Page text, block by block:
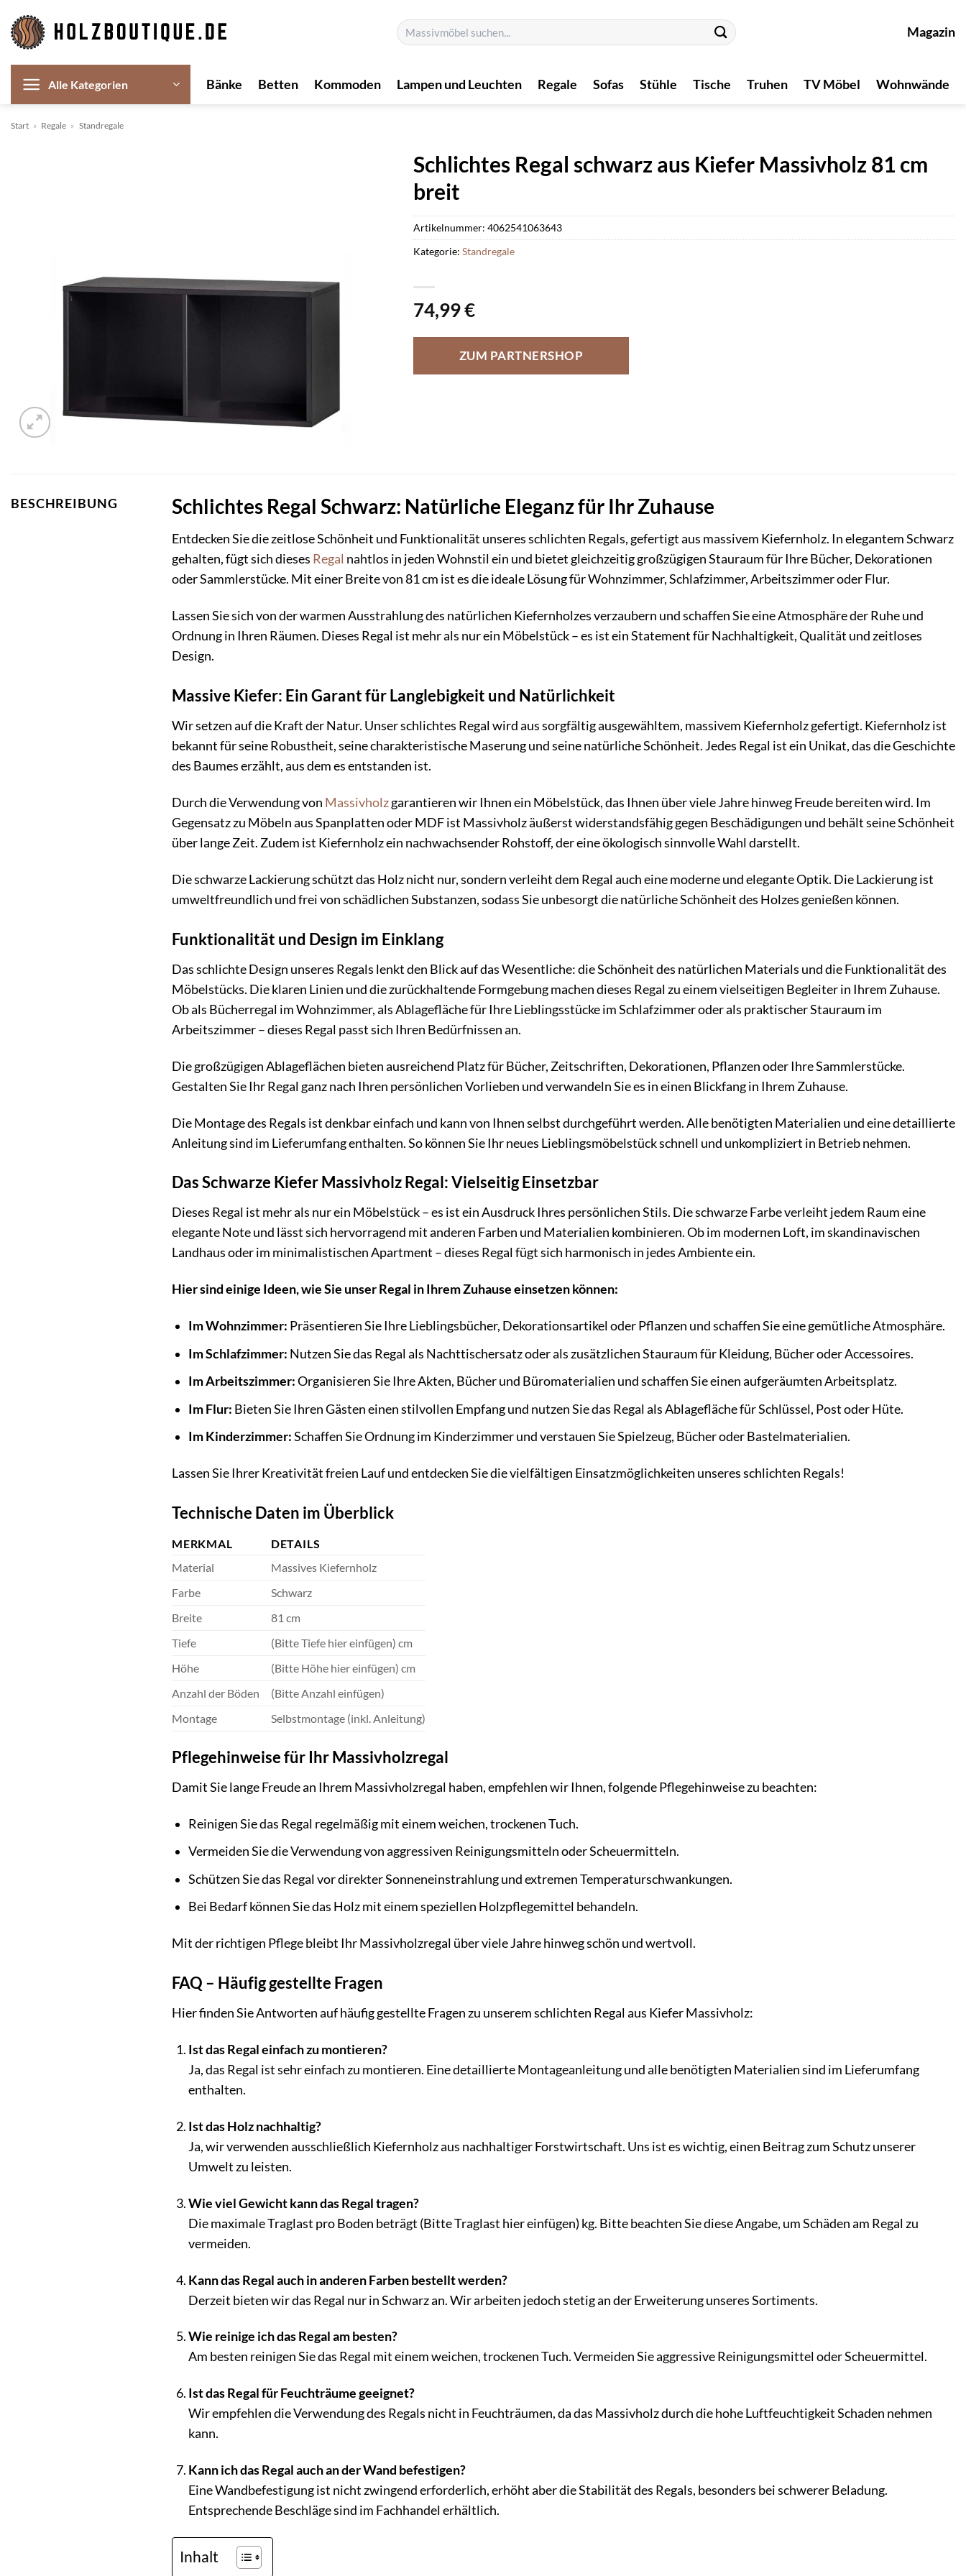
Inhalt
springen
Suchen
nach:
Magazin
Alle Kategorien Bänke Betten Kommoden Lampen und Leuchten Regale Sofas Stühle Tische Truhen TV Möbel Wohnwände
Start » Regale » Standregale
Schlichtes Regal schwarz aus Kiefer Massivholz 81 cm
breit
74,99€
ZUM PARTNERSHOP
Artikelnummer: 4062541063643
Kategorie: Standregale
BESCHREIBUNG Schlichtes Regal Schwarz: Natürliche Eleganz für Ihr Zuhause
Entdecken Sie die zeitlose Schönheit und Funktionalität unseres schlichten Regals, gefertigt aus massivem Kiefernholz. In elegantem Schwarz
gehalten, fügt sich dieses Regal nahtlos in jeden Wohnstil ein und bietet gleichzeitig großzügigen Stauraum für Ihre Bücher, Dekorationen
oder Sammlerstücke. Mit einer Breite von 81 cm ist es die ideale Lösung für Wohnzimmer, Schlafzimmer, Arbeitszimmer oder Flur.
Lassen Sie sich von der warmen Ausstrahlung des natürlichen Kiefernholzes verzaubern und schaffen Sie eine Atmosphäre der Ruhe und
Ordnung in Ihren Räumen. Dieses Regal ist mehr als nur ein Möbelstück – es ist ein Statement für Nachhaltigkeit, Qualität und zeitloses
Design.
Massive Kiefer: Ein Garant für Langlebigkeit und Natürlichkeit
Wir setzen auf die Kraft der Natur. Unser schlichtes Regal wird aus sorgfältig ausgewähltem, massivem Kiefernholz gefertigt. Kiefernholz ist
bekannt für seine Robustheit, seine charakteristische Maserung und seine natürliche Schönheit. Jedes Regal ist ein Unikat, das die Geschichte
des Baumes erzählt, aus dem es entstanden ist.
Durch die Verwendung von Massivholzgarantieren wir Ihnen ein Möbelstück, das Ihnen über viele Jahre hinweg Freude bereiten wird. Im
Gegensatz zu Möbeln aus Spanplatten oder MDF ist Massivholz äußerst widerstandsfähig gegen Beschädigungen und behält seine Schönheit
über lange Zeit. Zudem ist Kiefernholz ein nachwachsender Rohstoff, der eine ökologisch sinnvolle Wahl darstellt.
Die schwarze Lackierung schützt das Holz nicht nur, sondern verleiht dem Regal auch eine moderne und elegante Optik. Die Lackierung ist
umweltfreundlich und frei von schädlichen Substanzen, sodass Sie unbesorgt die natürliche Schönheit des Holzes genießen können.
Funktionalität und Design im Einklang
Das schlichte Design unseres Regals lenkt den Blick auf das Wesentliche: die Schönheit des natürlichen Materials und die Funktionalität des
Möbelstücks. Die klaren Linien und die zurückhaltende Formgebung machen dieses Regal zu einem vielseitigen Begleiter in Ihrem Zuhause.
Ob als Bücherregal im Wohnzimmer, als Ablagefläche für Ihre Lieblingsstücke im Schlafzimmer oder als praktischer Stauraum im
Arbeitszimmer – dieses Regal passt sich Ihren Bedürfnissen an.
Die großzügigen Ablageflächen bieten ausreichend Platz für Bücher, Zeitschriften, Dekorationen, Pflanzen oder Ihre Sammlerstücke.
Gestalten Sie Ihr Regal ganz nach Ihren persönlichen Vorlieben und verwandeln Sie es in einen Blickfang in Ihrem Zuhause.
Die Montage des Regals ist denkbar einfach und kann von Ihnen selbst durchgeführt werden. Alle benötigten Materialien und eine detaillierte
Anleitung sind im Lieferumfang enthalten. So können Sie Ihr neues Lieblingsmöbelstück schnell und unkompliziert in Betrieb nehmen.
Das Schwarze Kiefer Massivholz Regal: Vielseitig Einsetzbar
Dieses Regal ist mehr als nur ein Möbelstück – es ist ein Ausdruck Ihres persönlichen Stils. Die schwarze Farbe verleiht jedem Raum eine
elegante Note und lässt sich hervorragend mit anderen Farben und Materialien kombinieren. Ob im modernen Loft, im skandinavischen
Landhaus oder im minimalistischen Apartment – dieses Regal fügt sich harmonisch in jedes Ambiente ein.
Hier sind einige Ideen, wie Sie unser Regal in Ihrem Zuhause einsetzen können:
Im Wohnzimmer: Präsentieren Sie Ihre Lieblingsbücher, Dekorationsartikel oder Pflanzen und schaffen Sie eine gemütliche Atmosphäre.
Im Schlafzimmer: Nutzen Sie das Regal als Nachttischersatz oder als zusätzlichen Stauraum für Kleidung, Bücher oder Accessoires.
Im Arbeitszimmer:Organisieren Sie Ihre Akten, Bücher und Büromaterialien und schaffen Sie einen aufgeräumten Arbeitsplatz.
Im Flur: Bieten Sie Ihren Gästen einen stilvollen Empfang und nutzen Sie das Regal als Ablagefläche für Schlüssel, Post oder Hüte.
Im Kinderzimmer:Schaffen Sie Ordnung im Kinderzimmer und verstauen Sie Spielzeug, Bücher oder Bastelmaterialien.
Lassen Sie Ihrer Kreativität freien Lauf und entdecken Sie die vielfältigen Einsatzmöglichkeiten unseres schlichten Regals!
Technische Daten im Überblick
MERKMAL
DETAILS
Material
Massives Kiefernholz
Farbe
Schwarz
Breite
81 cm
Tiefe
(Bitte Tiefe hier einfügen) cm
Höhe
(Bitte Höhe hier einfügen) cm
Anzahl der Böden
(Bitte Anzahl einfügen)
Montage
Selbstmontage (inkl. Anleitung)
Pflegehinweise für Ihr Massivholzregal
Damit Sie lange Freude an Ihrem Massivholzregal haben, empfehlen wir Ihnen, folgende Pflegehinweise zu beachten:
Reinigen Sie das Regal regelmäßig mit einem weichen, trockenen Tuch.
Vermeiden Sie die Verwendung von aggressiven Reinigungsmitteln oder Scheuermitteln.
Schützen Sie das Regal vor direkter Sonneneinstrahlung und extremen Temperaturschwankungen.
Bei Bedarf können Sie das Holz mit einem speziellen Holzpflegemittel behandeln.
Mit der richtigen Pflege bleibt Ihr Massivholzregal über viele Jahre hinweg schön und wertvoll.
FAQ – Häufig gestellte Fragen
Hier finden Sie Antworten auf häufig gestellte Fragen zu unserem schlichten Regal aus Kiefer Massivholz:
Ist das Regal einfach zu montieren?
Ja, das Regal ist sehr einfach zu montieren. Eine detaillierte Montageanleitung und alle benötigten Materialien sind im Lieferumfang
enthalten.
Ist das Holz nachhaltig?
Ja, wir verwenden ausschließlich Kiefernholz aus nachhaltiger Forstwirtschaft. Uns ist es wichtig, einen Beitrag zum Schutz unserer
Umwelt zu leisten.
Wie viel Gewicht kann das Regal tragen?
Die maximale Traglast pro Boden beträgt (Bitte Traglast hier einfügen) kg. Bitte beachten Sie diese Angabe, um Schäden am Regal zu
vermeiden.
Kann das Regal auch in anderen Farben bestellt werden?
Derzeit bieten wir das Regal nur in Schwarz an. Wir arbeiten jedoch stetig an der Erweiterung unseres Sortiments.
Wie reinige ich das Regal am besten?
Am besten reinigen Sie das Regal mit einem weichen, trockenen Tuch. Vermeiden Sie aggressive Reinigungsmittel oder Scheuermittel.
Ist das Regal für Feuchträume geeignet?
Wir empfehlen die Verwendung des Regals nicht in Feuchträumen, da das Massivholz durch die hohe Luftfeuchtigkeit Schaden nehmen
kann.
Kann ich das Regal auch an der Wand befestigen?
Eine Wandbefestigung ist nicht zwingend erforderlich, erhöht aber die Stabilität des Regals, besonders bei schwerer Beladung.
Entsprechende Beschläge sind im Fachhandel erhältlich.
Inhalt